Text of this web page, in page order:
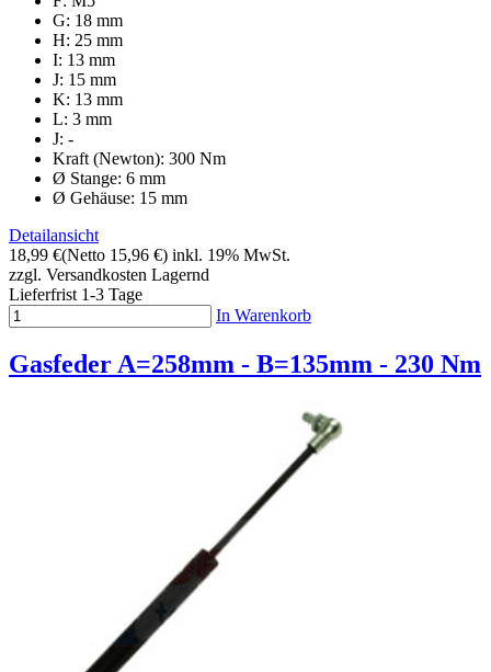
G: 18 mm
H: 25 mm
I: 13 mm
J: 15 mm
K: 13 mm
L: 3 mm
J: -
Kraft (Newton): 300 Nm
Ø Stange: 6 mm
Ø Gehäuse: 15 mm
Detailansicht
18,99 €(Netto 15,96 €) inkl. 19% MwSt.
zzgl. Versandkosten Lagernd
Lieferfrist 1-3 Tage
In Warenkorb
Gasfeder A=258mm - B=135mm - 230 Nm